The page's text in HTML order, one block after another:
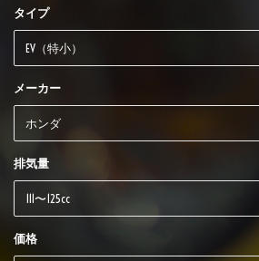
タイプ
メーカー
排気量
価格